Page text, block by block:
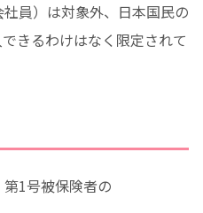
員）は対象外、 日本国民の
きるわけはなく限定されて
1号被保険者の